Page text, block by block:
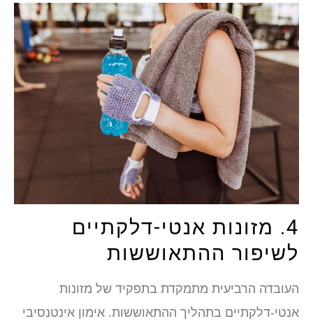
4. מזונות אנטי-דלקתיים
לשיפור ההתאוששות
העובדה הרביעית מתמקדת בתפקיד של מזונות
אנטי-דלקתיים בתהליך ההתאוששות. אימון אינטנסיבי